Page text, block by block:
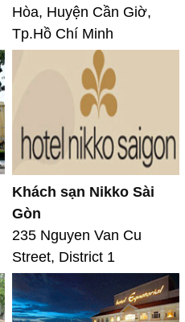
Hòa, Huyện Cần Giờ,
Tp.Hồ Chí Minh
Khách sạn Nikko Sài
Gòn
235 Nguyen Van Cu
Street, District 1